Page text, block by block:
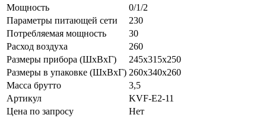
Мощность
0/1/2
Параметры питающей сети
230
Потребляемая мощность
30
Расход воздуха
260
Размеры прибора (ШхВхГ)
245x315x250
Размеры в упаковке (ШхВхГ) 260x340x260
Масса брутто
3,5
Артикул
KVF-E2-11
Цена по запросу
Нет